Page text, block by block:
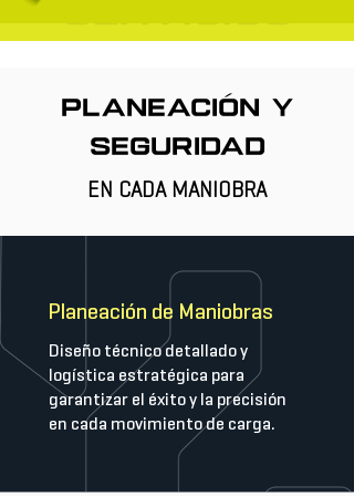
SERVICIOS
Planeación y
seguridad
EN CADA MANIOBRA
Planeación de Maniobras
Diseño técnico detallado y
logística estratégica para
garantizar el éxito y la precisión
en cada movimiento de carga.